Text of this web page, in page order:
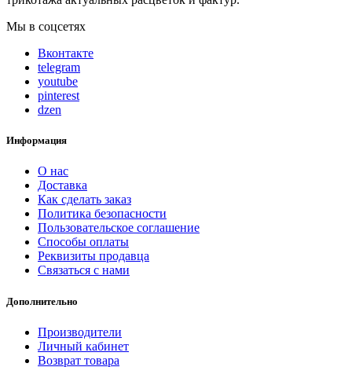
Мы в соцсетях
Вконтакте
telegram
youtube
pinterest
dzen
Информация
О нас
Доставка
Как сделать заказ
Политика безопасности
Пользовательское соглашение
Способы оплаты
Реквизиты продавца
Связаться с нами
Дополнительно
Производители
Личный кабинет
Возврат товара